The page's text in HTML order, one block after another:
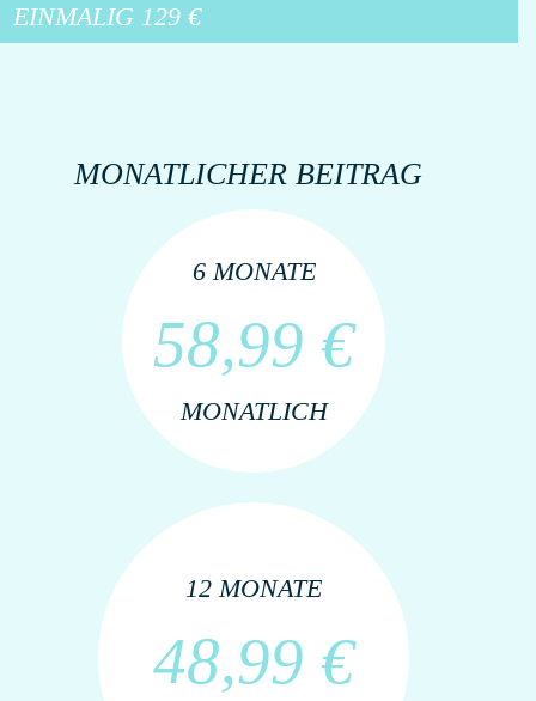
EINMALIG 129 €
MONATLICHER BEITRAG
6 MONATE
58,99 €
MONATLICH
12 MONATE
48,99 €